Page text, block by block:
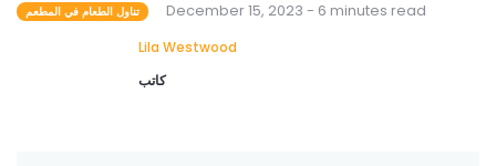
تناول الطعام في المطعم
December 15, 2023 - 6 minutes read
Lila Westwood
كاتب